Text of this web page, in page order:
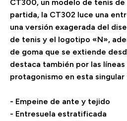
CT300, un modelo de tenis
partida, la CT302 luce una
una versión exagerada del
de tenis y el logotipo «N»,
de goma que se extiende
destaca también por las
protagonismo en esta singular
- Empeine de ante y tejido
- Entresuela estratificada